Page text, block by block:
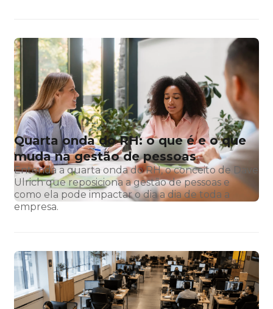
Quarta onda do RH: o que é e o que
muda na gestão de pessoas
Entenda a quarta onda do RH, o conceito de Dave
Ulrich que reposiciona a gestão de pessoas e
como ela pode impactar o dia a dia de toda a
empresa.